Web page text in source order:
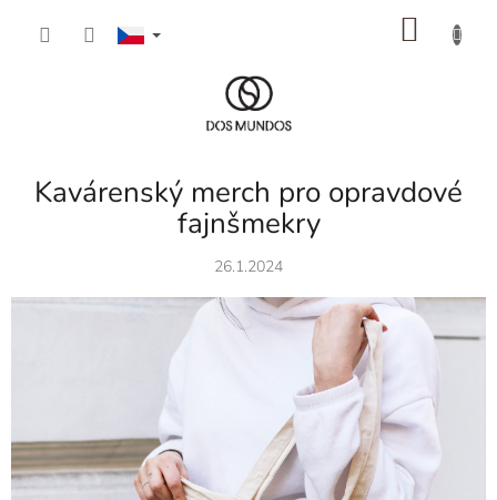
Kavárenský merch pro opravdové
fajnšmekry
26.1.2024